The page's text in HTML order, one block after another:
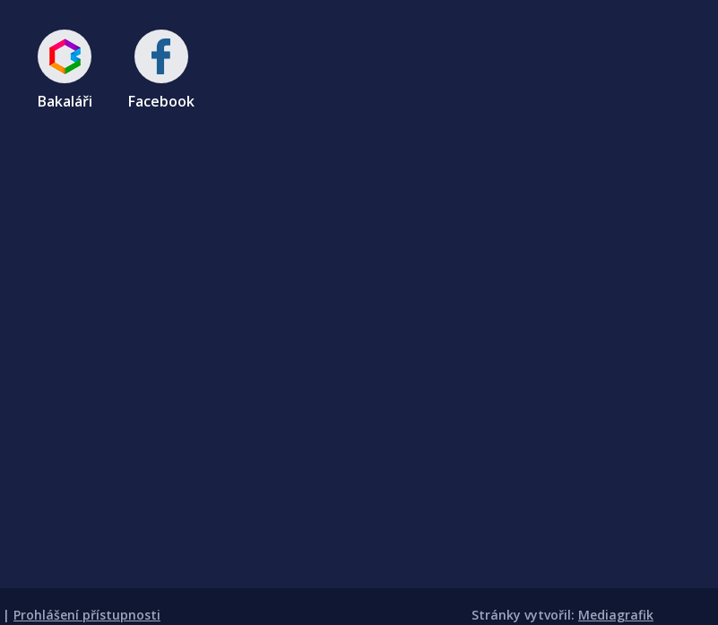
Bakaláři Facebook
| Prohlášení přístupnosti Stránky vytvořil: Mediagrafik